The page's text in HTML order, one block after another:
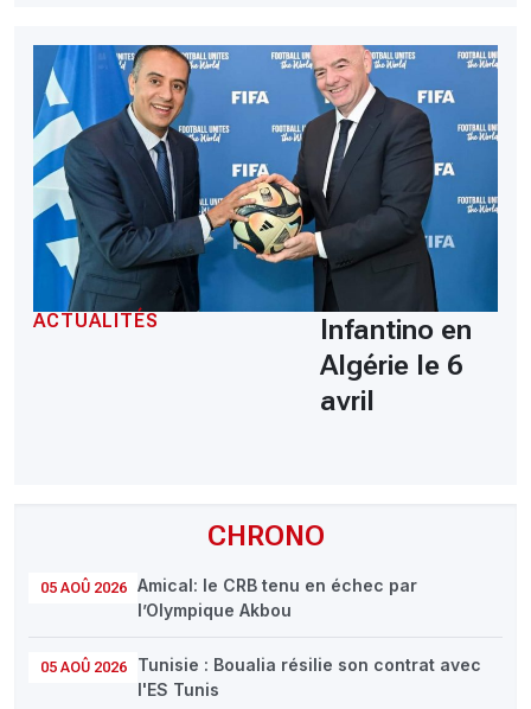
CHRONO
05 AOÛ 2026
Amical: le CRB tenu en échec par
l’Olympique Akbou
05 AOÛ 2026
Tunisie : Boualia résilie son contrat avec
l'ES Tunis
ACTUALITÉS
Infantino en
Algérie le 6
avril